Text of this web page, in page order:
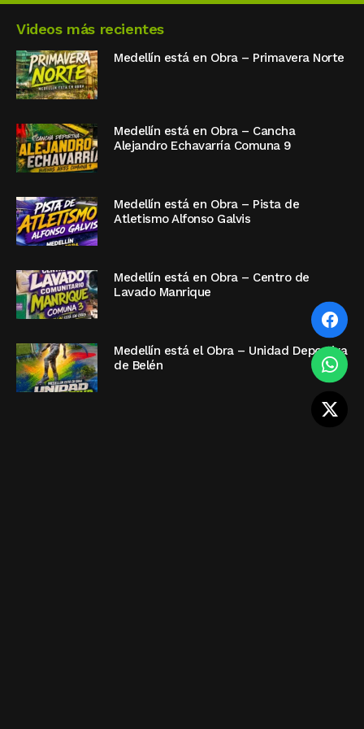
Videos más recientes
Medellín está en Obra – Primavera Norte
Medellín está en Obra – Cancha
Alejandro Echavarría Comuna 9
Medellín está en Obra – Pista de
Atletismo Alfonso Galvis
Medellín está en Obra – Centro de
Lavado Manrique
Medellín está el Obra – Unidad Deportiva
de Belén